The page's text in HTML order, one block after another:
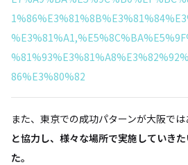
86%E3%80%82
また、東京での成功パターンが大阪では
と協力し、様々な場所で実施していき
た。